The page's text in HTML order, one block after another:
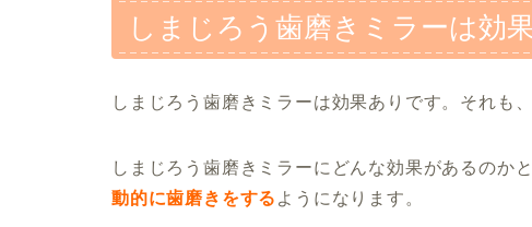
しまじろう歯磨きミラーは効
しまじろう歯磨きミラーは効果ありです。それも
しまじろう歯磨きミラーにどんな効果があるのかと
動的に歯磨きをする ようになります。